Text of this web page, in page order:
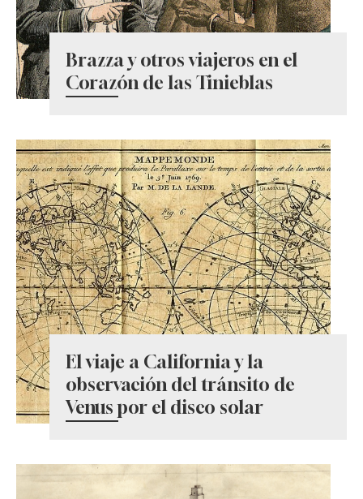
Brazza y otros viajeros en el
Corazón de las Tinieblas
El viaje a California y la
observación del tránsito de
Venus por el disco solar